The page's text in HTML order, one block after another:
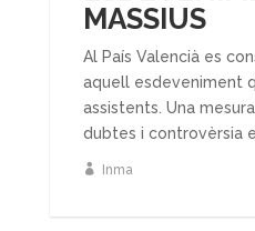
MASSIUS
Al País Valencià es
aquell esdeveniment
assistents. Una
dubtes i controvèrsia
Inma